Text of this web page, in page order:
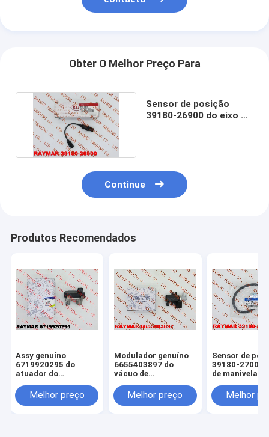
Obter O Melhor Preço Para
Sensor de posição
39180-26900 do eixo de
Continue
Produtos Recomendados
Assy genuíno
6719920295 do
atuador do
SSANGYONG,
59001107605
Melhor preço
Modulador genuíno
6655403897 do
vácuo de
Melhor preço
Sensor de
39180-27000
de manivela de
Melhor